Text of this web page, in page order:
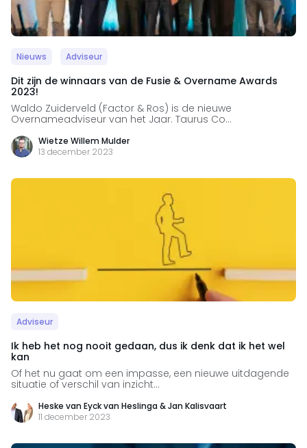
Nieuws Adviseur
Dit zijn de winnaars van de Fusie & Overname Awards
2023!
Waldo Zuiderveld (Factor & Ros) is de nieuwe
Overnameadviseur van het Jaar. Taurus Co...
Wietze Willem Mulder
13 december 2023
Adviseur
Ik heb het nog nooit gedaan, dus ik denk dat ik het wel
kan
Of het nu gaat om een impasse, een nieuwe uitdagende
situatie of verschil van inzicht...
Heske van Eyck van Heslinga & Jan Kalisvaart
11 december 2023